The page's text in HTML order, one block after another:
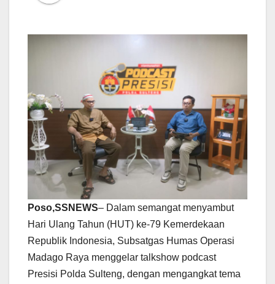
Poso,SSNEWS– Dalam semangat menyambut
Hari Ulang Tahun (HUT) ke-79 Kemerdekaan
Republik Indonesia, Subsatgas Humas Operasi
Madago Raya menggelar talkshow podcast
Presisi Polda Sulteng, dengan mengangkat tema